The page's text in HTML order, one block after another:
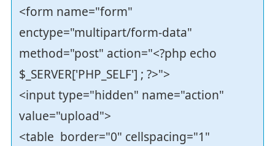
<form name="form"
enctype="multipart/form-data"
method="post" action="<?php echo
$_SERVER['PHP_SELF'] ; ?>">
<input type="hidden" name="action"
value="upload">
<table border="0" cellspacing="1"